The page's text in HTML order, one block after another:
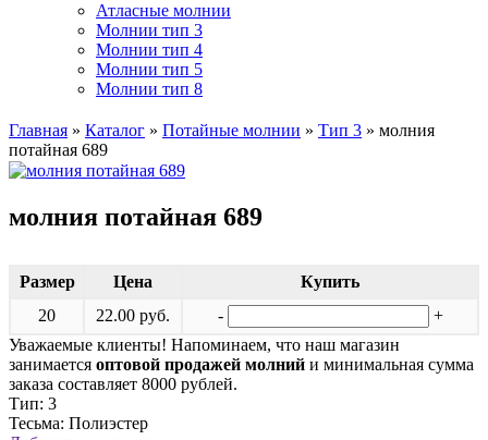
Атласные молнии
Молнии тип 3
Молнии тип 4
Молнии тип 5
Молнии тип 8
Главная » Каталог » Потайные молнии » Тип 3 » молния
потайная 689
молния потайная 689
Размер Цена
Купить
20
22.00 руб. -
+
Уважаемые клиенты! Напоминаем, что наш магазин
занимается оптовой продажей молний и минимальная сумма
заказа составляет 8000 рублей.
Тип: 3
Тесьма: Полиэстер